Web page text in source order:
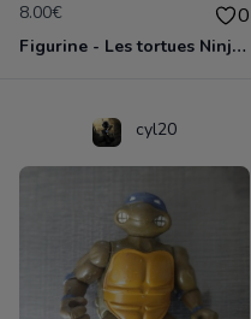
8.00€ 0
Figurine - Les tortues Ninja - Michaelangelo
cyl20